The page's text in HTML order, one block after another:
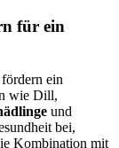
für ein
ein
wie Dill,
und
bei,
Kombination mit